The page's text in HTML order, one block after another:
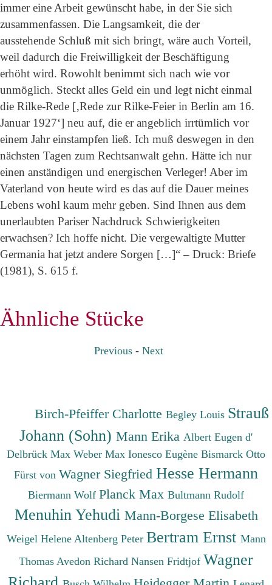
immer eine Arbeit gewünscht habe, in der Sie sich
zusammenfassen. Die Langsamkeit, die der
ausstehende Schluß mit sich bringt, wäre auch Vorteil,
weil dadurch die Freiwilligkeit der Beschäftigung
erhöht wird. Rowohlt benimmt sich nach wie vor
unmöglich. Steckt alles Geld ein und legt nicht einmal
die Rilke-Rede [‚Rede zur Rilke-Feier in Berlin am 16.
Januar 1927‘] neu auf, die er angeblich irrtümlich vor
einem Jahr einstampfen ließ. Ich muß deswegen in den
nächsten Tagen zum Rechtsanwalt gehn. Hätte ich nur
einen anständigen und energischen Verleger! Aber im
Vaterland von heute wird es das auf die Dauer meines
Lebens wohl kaum mehr geben. Sind Ihnen aus dem
unerlaubten Pariser Nachdruck Schwierigkeiten
erwachsen? Ich hoffe nicht. Die vergewaltigte Mutter
Germania hat jetzt andere Sorgen […]“ – Druck: Briefe
(1981), S. 615 f.
Ähnliche Stücke
Previous- Next
Birch-Pfeiffer CharlotteBegley Louis Strauß
Johann (Sohn) Mann Erika Albert Eugen d'
Delbrück Max Weber Max Ionesco Eugène Bismarck Otto
Fürst von Wagner Siegfried Hesse Hermann
Biermann Wolf Planck Max Bultmann Rudolf
Menuhin Yehudi Mann-Borgese Elisabeth
Weigel Helene Altenberg Peter Bertram Ernst Mann
Thomas Avedon Richard Nansen Fridtjof Wagner